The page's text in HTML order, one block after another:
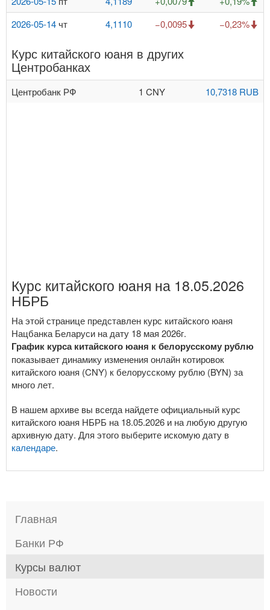
2026-05-14 чт 4,1110 −0,0095 −0,23%
Курс китайского юаня в других
Центробанках
Центробанк РФ 1 CNY 10,7318 RUB
Курс китайского юаня на 18.05.2026
НБРБ
На этой странице представлен курс китайского юаня
Нацбанка Беларуси на дату 18 мая 2026г.
График курса китайского юаня к белорусскому рублю
показывает динамику изменения онлайн котировок
китайского юаня (CNY) к белорусскому рублю (BYN) за
много лет.
В нашем архиве вы всегда найдете официальный курс
китайского юаня НБРБ на 18.05.2026 и на любую другую
архивную дату. Для этого выберите искомую дату в
календаре.
Главная
Банки РФ
Курсы валют
Новости